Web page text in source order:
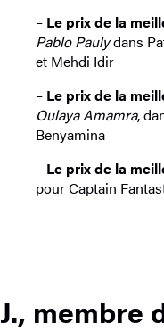
– Le prix de la
Pablo Paulydans
et Mehdi Idir
– Le prix de la
Oulaya Amamra,
Benyamina
– Le prix de la
pour Captain
J., membre